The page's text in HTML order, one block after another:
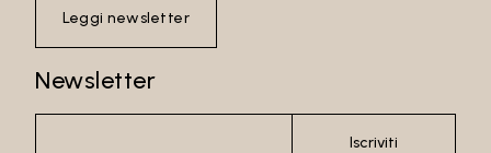
Leggi newsletter
Newsletter
Iscriviti